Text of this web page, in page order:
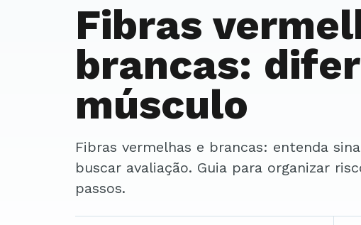
Fibras
brancas:
músculo
Fibras vermelhas e brancas: entenda sinais, contexto, cuidados e quando
buscar avaliação. Guia para organizar
passos.